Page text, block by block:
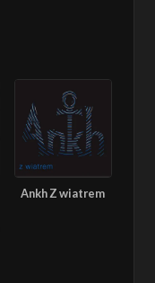
Ankh Z wiatrem